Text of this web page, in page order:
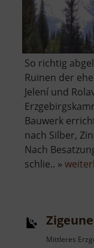
So richtig
Ruinen der
Jelení und
Bauwerk
nach Silber,
Nach
schlie.. »
Mittleres